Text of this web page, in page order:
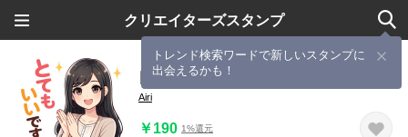
クリエイターズスタンプ
トレンド検索ワードで新しいスタンプに
出会えるかも！
日本語教師が使うスタンプ
Airi
￥190 1%還元